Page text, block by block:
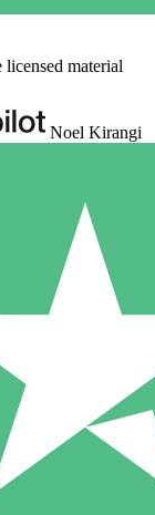
licensed material
Noel Kirangi